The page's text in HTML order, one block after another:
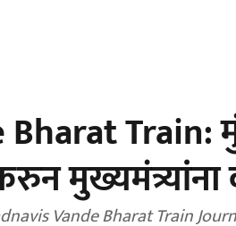
Train:
यांनी वंदे भारत ट्रेनने प्रवास